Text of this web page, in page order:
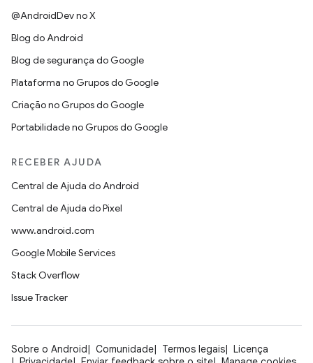
@AndroidDev no X
Blog do Android
Blog de segurança do Google
Plataforma no Grupos do Google
Criação no Grupos do Google
Portabilidade no Grupos do Google
RECEBER AJUDA
Central de Ajuda do Android
Central de Ajuda do Pixel
www.android.com
Google Mobile Services
Stack Overflow
Issue Tracker
Sobre o Android Comunidade Termos legais
Licença